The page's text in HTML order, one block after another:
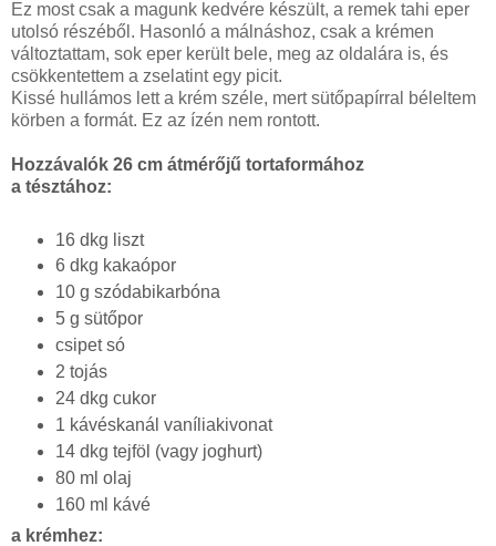
Ez most csak a magunk kedvére készült, a remek tahi eper
utolsó részéből. Hasonló a málnáshoz, csak a krémen
változtattam, sok eper került bele, meg az oldalára is, és
csökkentettem a zselatint egy picit.
Kissé hullámos lett a krém széle, mert sütőpapírral béleltem
körben a formát. Ez az ízén nem rontott.
Hozzávalók 26 cm átmérőjű tortaformához
a tésztához:
16 dkg liszt
6 dkg kakaópor
10 g szódabikarbóna
5 g sütőpor
csipet só
2 tojás
24 dkg cukor
1 kávéskanál vaníliakivonat
14 dkg tejföl (vagy joghurt)
80 ml olaj
160 ml kávé
a krémhez: